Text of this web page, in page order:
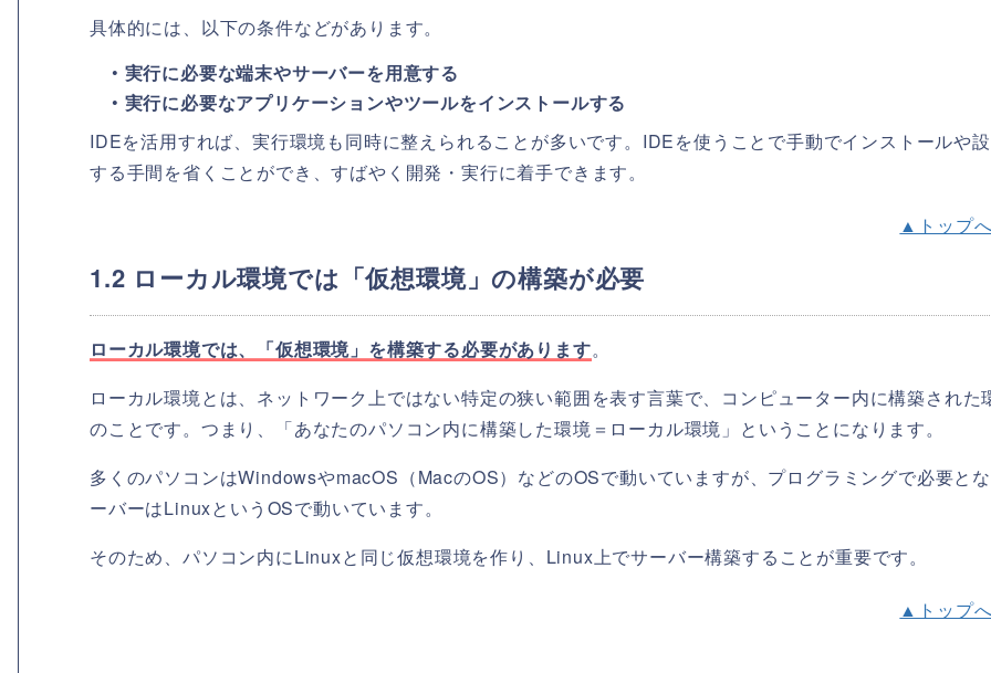
具体的には、以下の条件などがあります。
• 実行に必要な端末やサーバーを用意する
• 実行に必要なアプリケーションやツールをインストールする
IDEを活用すれば、実行環境も同時に整えられることが多いです。IDEを使うことで手動でインストールや
する手間を省くことができ、すばやく開発・実行に着手できます。
▲トップ
1.2 ローカル環境では「仮想環境」の構築が必要
ローカル環境では、「仮想環境」を構築する必要があります。
ローカル環境とは、ネットワーク上ではない特定の狭い範囲を表す言葉で、コンピューター内に構築された
のことです。つまり、「あなたのパソコン内に構築した環境＝ローカル環境」ということになります。
多くのパソコンはWindowsやmacOS（MacのOS）などのOSで動いていますが、プログラミングで必要と
ーバーはLinuxというOSで動いています。
そのため、パソコン内にLinuxと同じ仮想環境を作り、Linux上でサーバー構築することが重要です。
▲トップ